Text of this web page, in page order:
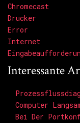
Chromecast
Drucker
Error
Internet
Interessante
Computer
Bei Der